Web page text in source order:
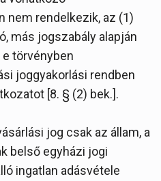
nem rendelkezik, az (1)
más jogszabály alapján
törvényben
joggyakorlási rendben
[8. § (2) bek.].
jog csak az állam, a
belső egyházi jogi
ingatlan adásvétele